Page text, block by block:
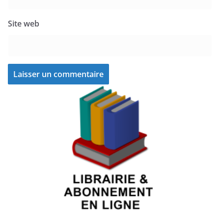
Site web